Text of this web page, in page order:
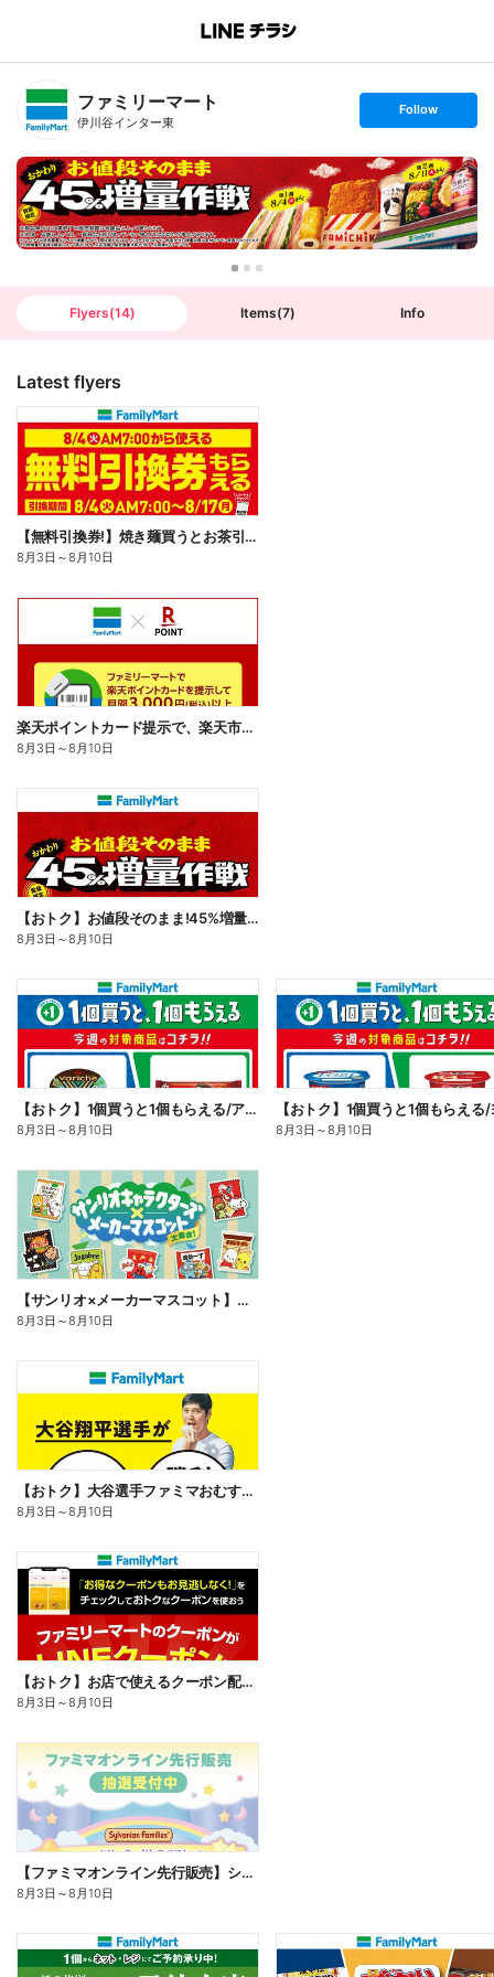
B
n
T
ファミリーマート
伊川谷インター東
s
t
o
l
l
o
w
Follow
Flyers(14) Items(7) Info
Latest flyers
【無料引換券!】焼き麺買うとお茶引換券貰える!
8月3日 ～8月10日
楽天ポイントカード提示で、楽天市場でのお買い物がおトクに!
8月3日 ～8月10日
【おトク】お値段そのまま!45%増量作戦!
8月3日 ～8月10日
【おトク】1個買うと1個もらえる/アイス
8月3日 ～8月10日 8月3日 ～8月10日
【サンリオ×メーカーマスコット】オリジナルグッズ貰える!
8月3日 ～8月10日
【おトク】大谷選手ファミマおむすび割
8月3日 ～8月10日
【おトク】お店で使えるクーポン配信中
8月3日 ～8月10日
【ファミマオンライン先行販売】シルバニアファミリー
8月3日 ～8月10日